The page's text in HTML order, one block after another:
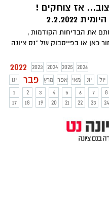
אז צוחקים !
2.2.2022
את הבדיחות הקודמות ,
כאן או בפייסבוק של "נס ציונה
2022 2023 2024 2025
2026
ינו
פבר מרץ אפר מאי יונ יול
1
2 3 4 5 6 7 8
17
18 19 20 21 22 23 24